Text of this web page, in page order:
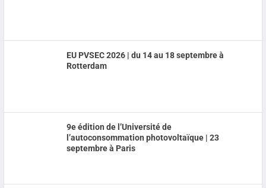
EU PVSEC 2026 | du 14 au 18 septembre à
Rotterdam
9e édition de l’Université de
l’autoconsommation photovoltaïque | 23
septembre à Paris